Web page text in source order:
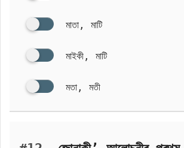
মাতা, মাটি
মাইকী, মাটি
মতা, মতী